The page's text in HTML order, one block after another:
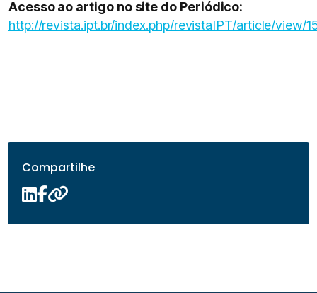
Acesso ao artigo no site do Periódico:
http://revista.ipt.br/index.php/revistaIPT/article/view/
Compartilhe